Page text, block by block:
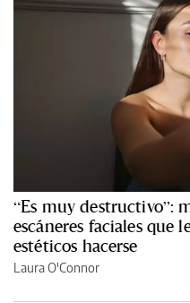
“Es muy destructivo”:
escáneres faciales que
estéticos hacerse
Laura O'Connor